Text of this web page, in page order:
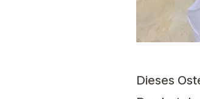
Dieses